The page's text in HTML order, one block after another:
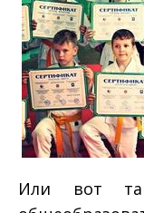
Или вот